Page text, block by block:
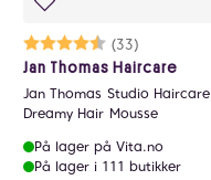
Karakter:
(33)
4.4 av 5 mulige
Jan Thomas Haircare
Jan Thomas Studio Haircare
Dreamy Hair Mousse
På lager på Vita.no
På lager i 111 butikker